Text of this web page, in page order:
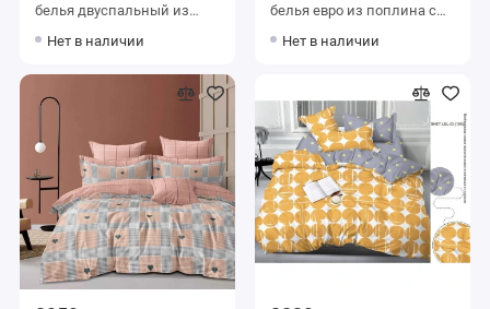
белья двуспальный из
70х70 2 шт Абстракция
Нет в наличии
белья евро из поплина с
Геометрия
Нет в наличии